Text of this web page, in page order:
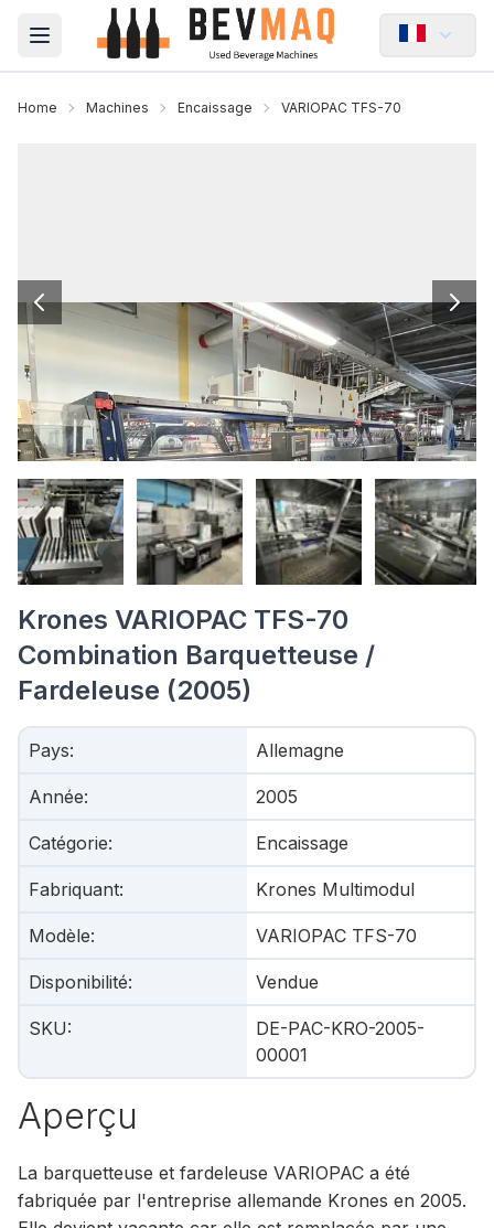
Open main menu
Home Machines Encaissage VARIOPAC TFS-70
Krones VARIOPAC TFS-70
Combination Barquetteuse /
Fardeleuse (2005)
Pays: Allemagne
Année: 2005
Catégorie: Encaissage
Fabriquant: Krones Multimodul
Modèle: VARIOPAC TFS-70
Disponibilité: Vendue
SKU:
DE-PAC-KRO-2005-
00001
Aperçu
La barquetteuse et fardeleuse VARIOPAC a été
fabriquée par l'entreprise allemande Krones en 2005.